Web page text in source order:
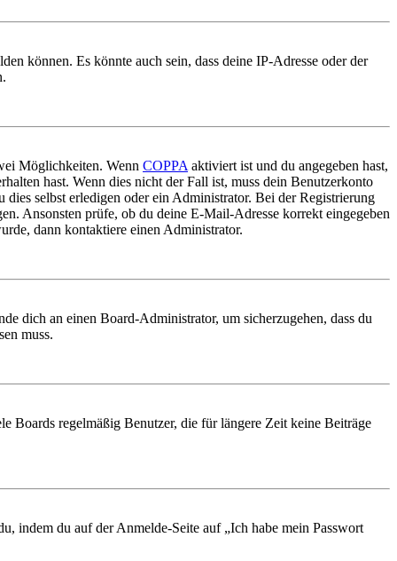
können. Es könnte auch sein, dass deine IP-Adresse oder der
Möglichkeiten. Wenn COPPA aktiviert ist und du angegeben hast,
hast. Wenn dies nicht der Fall ist, muss dein Benutzerkonto
selbst erledigen oder ein Administrator. Bei der Registrierung
Ansonsten prüfe, ob du deine E-Mail-Adresse korrekt eingegeben
dann kontaktiere einen Administrator.
dich an einen Board-Administrator, um sicherzugehen, dass du
muss.
Boards regelmäßig Benutzer, die für längere Zeit keine Beiträge
indem du auf der Anmelde-Seite auf „Ich habe mein Passwort